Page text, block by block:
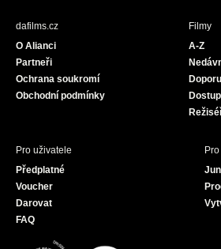
dafilms.cz
O Alianci
Partneři
Ochrana soukromí
Obchodní podmínky
Filmy
A-Z
Pro uživatele
Předplatné
Voucher
Darovat
FAQ